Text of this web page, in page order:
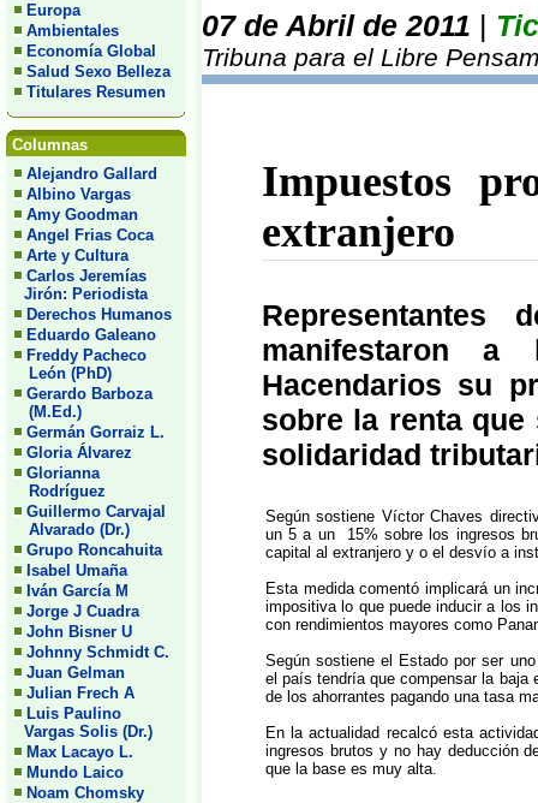
Europa
Ambientales
Economía Global
Salud Sexo Belleza
Titulares Resumen
Columnas
Alejandro Gallard
Albino Vargas
Amy Goodman
Angel Frias Coca
Arte y Cultura
Carlos Jeremías
Jirón: Periodista
Derechos Humanos
Eduardo Galeano
Freddy Pacheco
León (PhD)
Gerardo Barboza
(M.Ed.)
Germán Gorraiz L.
Gloria Álvarez
Glorianna
Rodríguez
Guillermo Carvajal
Alvarado (Dr.)
Grupo Roncahuita
Isabel Umaña
Iván García M
Jorge J Cuadra
John Bisner U
Johnny Schmidt C.
Juan Gelman
Julian Frech A
Luis Paulino
Vargas Solis (Dr.)
Max Lacayo L.
Mundo Laico
Noam Chomsky
07 de Abril de 2011 |
Tribuna para el Libre
Impuestos
extranjero
manifestaron a
Hacendarios su
sobre la renta
solidaridad
Según sostiene Víctor Chaves
un 5 a un 15% sobre los ingresos
capital al extranjero y o el desvío a
Esta medida comentó implicará un
impositiva lo que puede inducir a los
con rendimientos mayores como
Según sostiene el Estado por ser
el país tendría que compensar la baja
de los ahorrantes pagando una tasa
En la actualidad recalcó esta
ingresos brutos y no hay deducción
que la base es muy alta.